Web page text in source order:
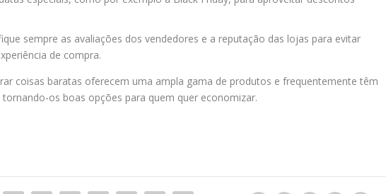
sempre as avaliações dos vendedores e a reputação das lojas para evitar
de compra.
coisas baratas oferecem uma ampla gama de produtos e frequentemente têm
os boas opções para quem quer economizar.